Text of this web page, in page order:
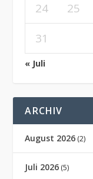
24
25
31
« Juli
ARCHIV
August 2026 (2)
Juli 2026 (5)